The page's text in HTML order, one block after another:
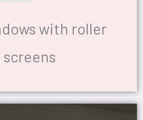
with roller